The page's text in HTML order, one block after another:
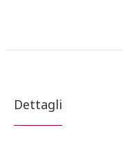
Dettagli